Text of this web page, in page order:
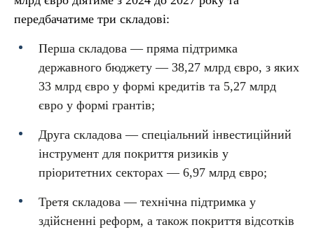
передбачатиме три складові:
Перша складова — пряма підтримка
державного бюджету — 38,27 млрд євро, з яких
33 млрд євро у формі кредитів та 5,27 млрд
євро у формі грантів;
Друга складова — спеціальний інвестиційний
інструмент для покриття ризиків у
пріоритетних секторах — 6,97 млрд євро;
Третя складова — технічна підтримка у
здійсненні реформ, а також покриття відсотків